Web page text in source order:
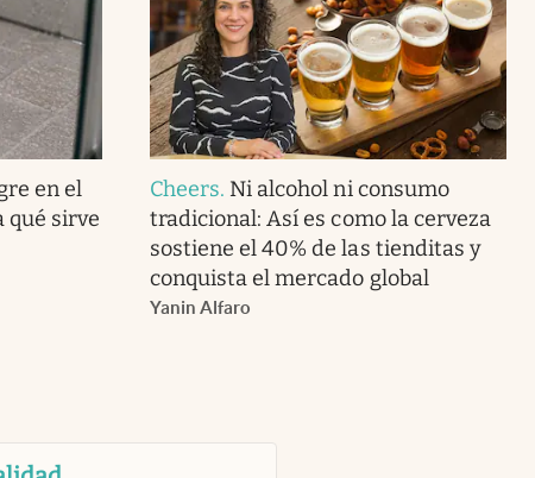
en el
qué sirve
Cheers. Ni alcohol ni consumo
tradicional: Así es como la cerveza
sostiene el 40% de las tienditas y
conquista el mercado global
Yanin Alfaro